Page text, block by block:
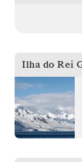
Ilha do Rei